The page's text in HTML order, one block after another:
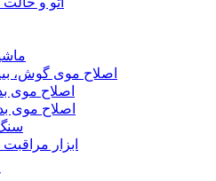
اصلاح موی گوش،
اصلاح موی
اصلاح موی
ابزار